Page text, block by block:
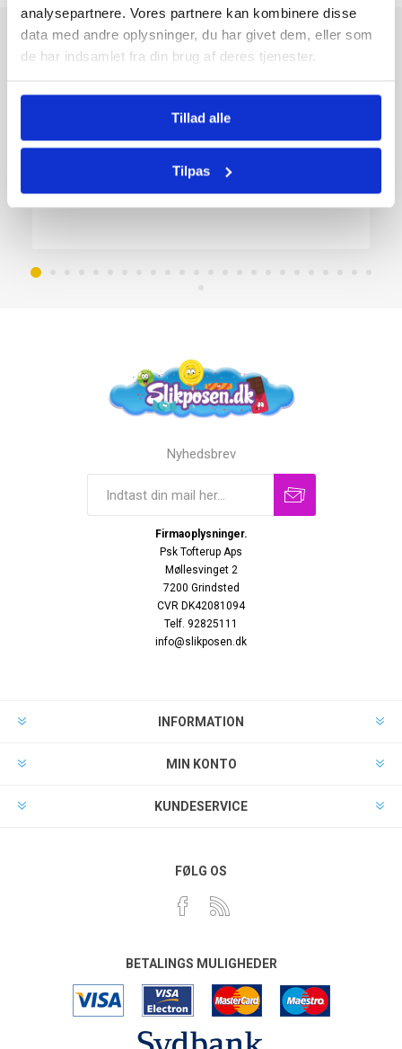
analysepartnere. Vores partnere kan kombinere disse
data med andre oplysninger, du har givet dem, eller som
de har indsamlet fra din brug af deres tjenester.
Tillad alle
Tilpas
Nyhedsbrev
Firmaoplysninger.
Psk Tofterup Aps
Møllesvinget 2
7200 Grindsted
CVR DK42081094
Telf. 92825111
info@slikposen.dk
INFORMATION
MIN KONTO
KUNDESERVICE
FØLG OS
BETALINGS MULIGHEDER